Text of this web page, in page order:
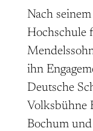
Nach
Hochschule
ihn
Deutsche
Volksbühne
Bochum